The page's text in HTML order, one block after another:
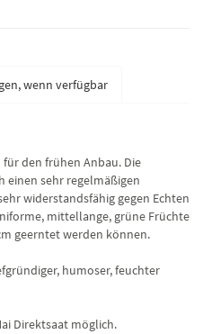
wenn verfügbar
den frühen Anbau. Die
einen sehr regelmäßigen
widerstandsfähig gegen Echten
mittellange, grüne Früchte
geerntet werden können.
humoser, feuchter
Direktsaat möglich.